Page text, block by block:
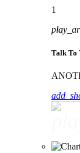
1
Talk To